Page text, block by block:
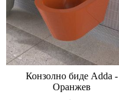
Конзолно биде Adda -
Оранжев